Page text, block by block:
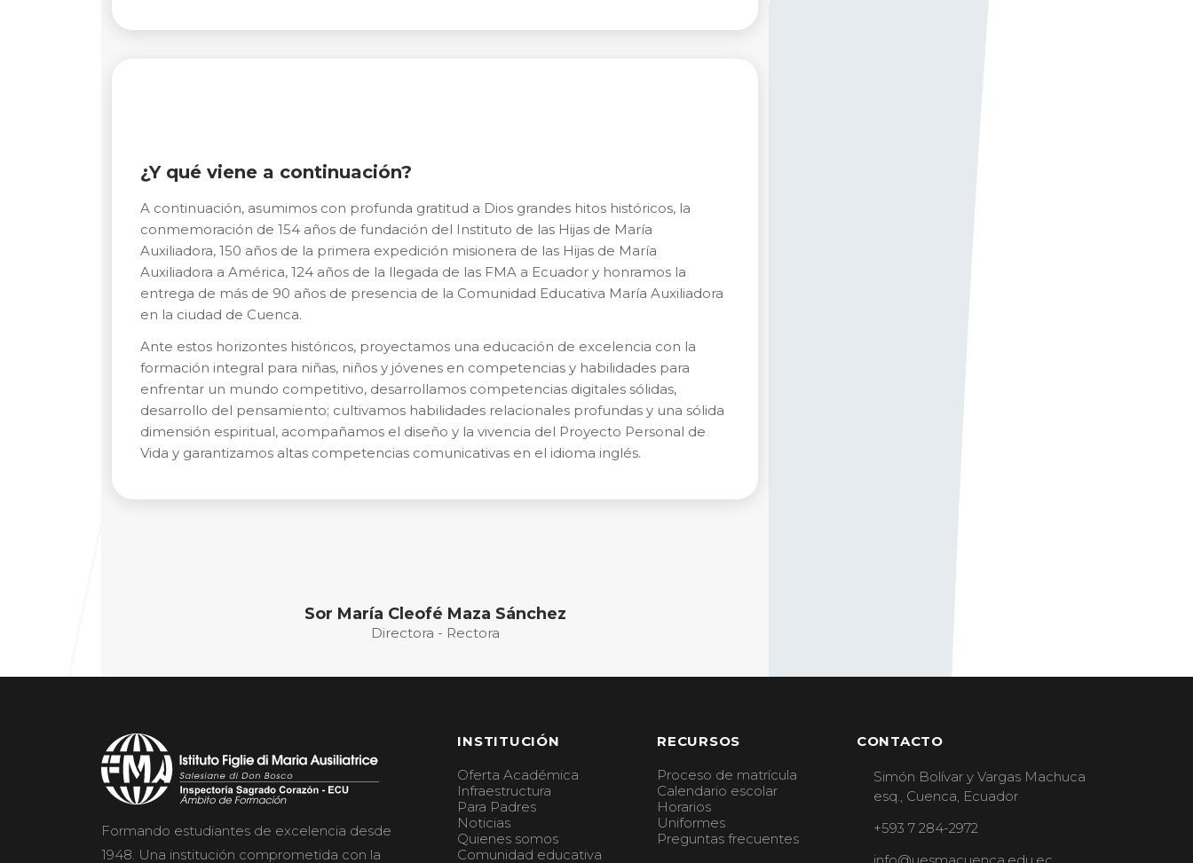
¿Y qué viene a continuación?
A continuación, asumimos con profunda gratitud a Dios grandes hitos históricos, la
conmemoración de 154 años de fundación del Instituto de las Hijas de María
Auxiliadora, 150 años de la primera expedición misionera de las Hijas de María
Auxiliadora a América, 124 años de la llegada de las FMA a Ecuador y honramos la
entrega de más de 90 años de presencia de la Comunidad Educativa María Auxiliadora
en la ciudad de Cuenca.
Ante estos horizontes históricos, proyectamos una educación de excelencia con la
formación integral para niñas, niños y jóvenes en competencias y habilidades para
enfrentar un mundo competitivo, desarrollamos competencias digitales sólidas,
desarrollo del pensamiento; cultivamos habilidades relacionales profundas y una sólida
dimensión espiritual, acompañamos el diseño y la vivencia del Proyecto Personal de
Vida y garantizamos altas competencias comunicativas en el idioma inglés.
Sor María Cleofé Maza Sánchez
Directora - Rectora
Formando estudiantes de excelencia desde
1948. Una institución comprometida con la
INSTITUCIÓN
Oferta Académica
Infraestructura
Para Padres
Noticias
Quienes somos
Comunidad educativa
RECURSOS
Proceso de matrícula
Calendario escolar
Horarios
Uniformes
Preguntas frecuentes
CONTACTO
Simón Bolívar y Vargas Machuca
esq., Cuenca, Ecuador
+593 7 284-2972